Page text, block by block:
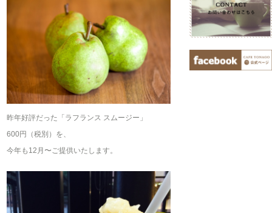
昨年好評だった「ラフランス スムージー」
600円（税別）を、
今年も12月〜ご提供いたします。